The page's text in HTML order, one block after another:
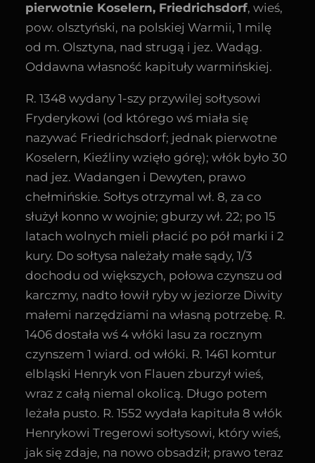
pierwotnie Koselern, Friedrichsdorf, wieś,
pow. olsztyński, na polskiej Warmii, 1 milę
od m. Olsztyna, nad strugą i jez. Wadąg.
Oddawna własność kapituły warmińskiej.
R. 1348 wydany 1-szy przywilej sołtysowi
Fryderykowi (od którego wś miała się
nazywać Friedrichsdorf; jednak pierwotne
Koselern, Kieźliny wzięło górę); włók było 30
nad jez. Wadangen i Dewyten, prawo
chełmińskie. Sołtys otrzymal wł. 8, za co
służył konno w wojnie; gburzy wł. 22; po 15
latach wolnych mieli płacić po pół marki i 2
kury. Do sołtysa należały małe sądy, 1/3
dochodu od większych, połowa czynszu od
karczmy, nadto łowił ryby w jeziorze Diwity
małemi narzędziami na własną potrzebę. R.
1406 dostała wś 4 włóki lasu za rocznym
czynszem 1 wiard. od włóki. R. 1461 komtur
elbląski Henryk von Flauen zburzył wieś,
wraz z całą niemal okolicą. Długo potem
leżała pusto. R. 1552 wydała kapituła 8 włók
Henrykowi Tregerowi sołtysowi, który wieś,
jak się zdaje, na nowo obsadził; prawo teraz